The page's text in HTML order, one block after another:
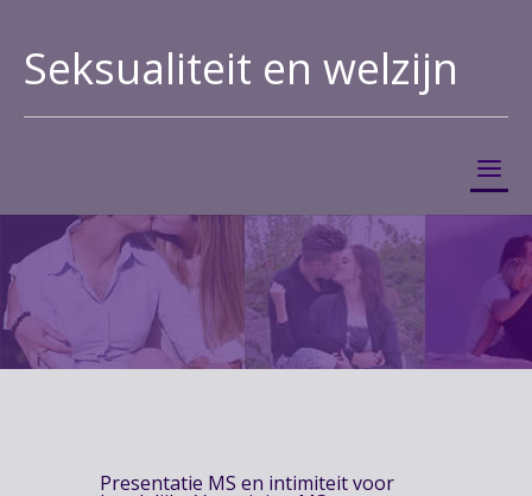
Seksualiteit en welzijn
Presentatie MS en intimiteit voor